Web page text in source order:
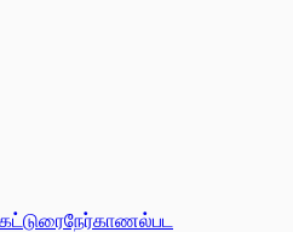
கட்டுரைநேர்காணல்பட